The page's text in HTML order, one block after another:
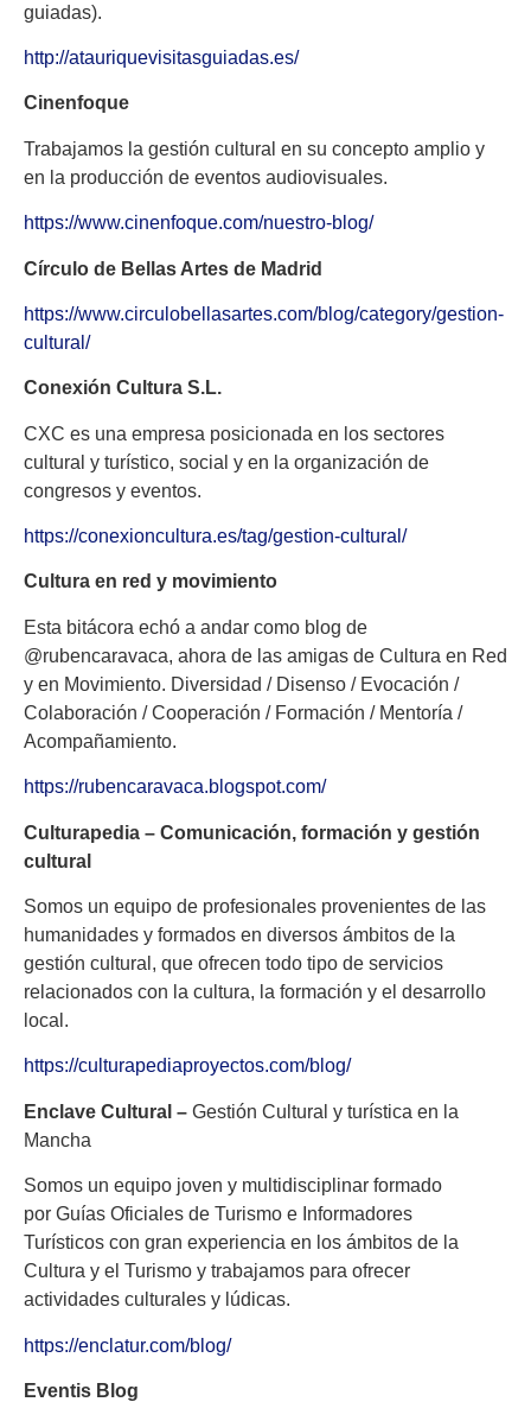
guiadas).
http://atauriquevisitasguiadas.es/
Cinenfoque
Trabajamos la gestión cultural en su concepto amplio y
en la producción de eventos audiovisuales.
https://www.cinenfoque.com/nuestro-blog/
Círculo de Bellas Artes de Madrid
https://www.circulobellasartes.com/blog/category/gestion-
cultural/
Conexión Cultura S.L.
CXC es una empresa posicionada en los sectores
cultural y turístico, social y en la organización de
congresos y eventos.
https://conexioncultura.es/tag/gestion-cultural/
Cultura en red y movimiento
Esta bitácora echó a andar como blog de
@rubencaravaca, ahora de las amigas de Cultura en Red
y en Movimiento. Diversidad / Disenso / Evocación /
Colaboración / Cooperación / Formación / Mentoría /
Acompañamiento.
https://rubencaravaca.blogspot.com/
Culturapedia – Comunicación, formación y gestión
cultural
Somos un equipo de profesionales provenientes de las
humanidades y formados en diversos ámbitos de la
gestión cultural, que ofrecen todo tipo de servicios
relacionados con la cultura, la formación y el desarrollo
local.
https://culturapediaproyectos.com/blog/
Enclave Cultural – Gestión Cultural y turística en la
Mancha
Somos un equipo joven y multidisciplinar formado
por Guías Oficiales de Turismo e Informadores
Turísticos con gran experiencia en los ámbitos de la
Cultura y el Turismo y trabajamos para ofrecer
actividades culturales y lúdicas.
https://enclatur.com/blog/
Eventis Blog